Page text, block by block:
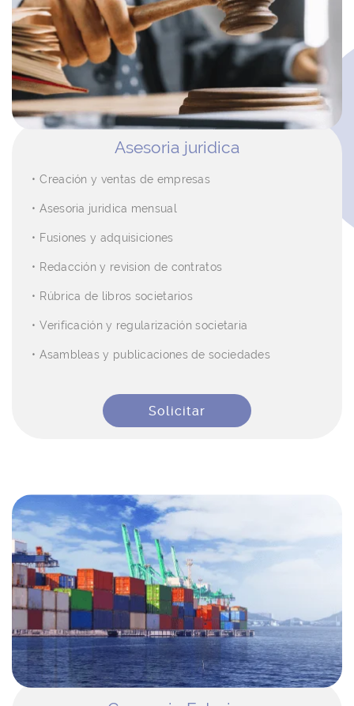
Asesoria juridica
Creación y ventas de empresas
Asesoria juridica mensual
Fusiones y adquisiciones
Redacción y revision de contratos
Rúbrica de libros societarios
Verificación y regularización societaria
Asambleas y publicaciones de sociedades
Solicitar